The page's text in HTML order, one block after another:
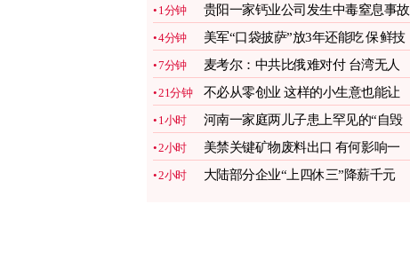
1分钟
贵阳一家钙业公司发生中毒窒息事故
致4人死亡
4分钟
美军“口袋披萨”放3年还能吃 保鲜技
术曝光
7分钟
麦考尔：中共比俄难对付 台湾无人
机有助防卫 图
21分钟
不必从零创业 这样的小生意也能让
你赚翻(二) 图
1小时
河南一家庭两儿子患上罕见的“自毁
容貌症” 图
2小时
美禁关键矿物废料出口 有何影响一
文看懂 图
2小时
大陆部分企业“上四休三”降薪千元